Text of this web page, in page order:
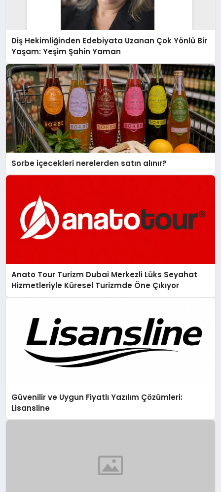
Diş Hekimliğinden Edebiyata Uzanan Çok Yönlü Bir
Yaşam: Yeşim Şahin Yaman
Sorbe içecekleri nerelerden satın alınır?
Anato Tour Turizm Dubai Merkezli Lüks Seyahat
Hizmetleriyle Küresel Turizmde Öne Çıkıyor
Güvenilir ve Uygun Fiyatlı Yazılım Çözümleri:
Lisansline